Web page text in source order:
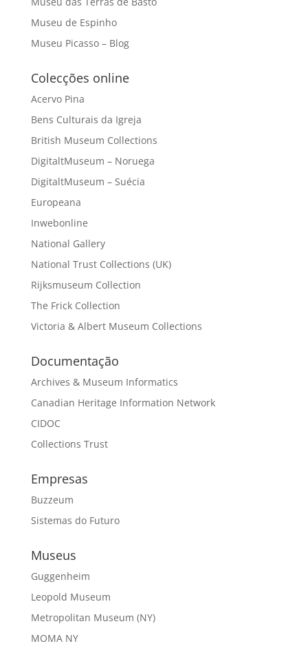
Museu de Espinho
Museu Picasso – Blog
Colecções online
Acervo Pina
Bens Culturais da Igreja
British Museum Collections
DigitaltMuseum – Noruega
DigitaltMuseum – Suécia
Europeana
Inwebonline
National Gallery
National Trust Collections (UK)
Rijksmuseum Collection
The Frick Collection
Victoria & Albert Museum Collections
Documentação
Archives & Museum Informatics
Canadian Heritage Information Network
CIDOC
Collections Trust
Empresas
Buzzeum
Sistemas do Futuro
Museus
Guggenheim
Leopold Museum
Metropolitan Museum (NY)
MOMA NY